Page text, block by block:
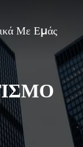
Με Εμάς